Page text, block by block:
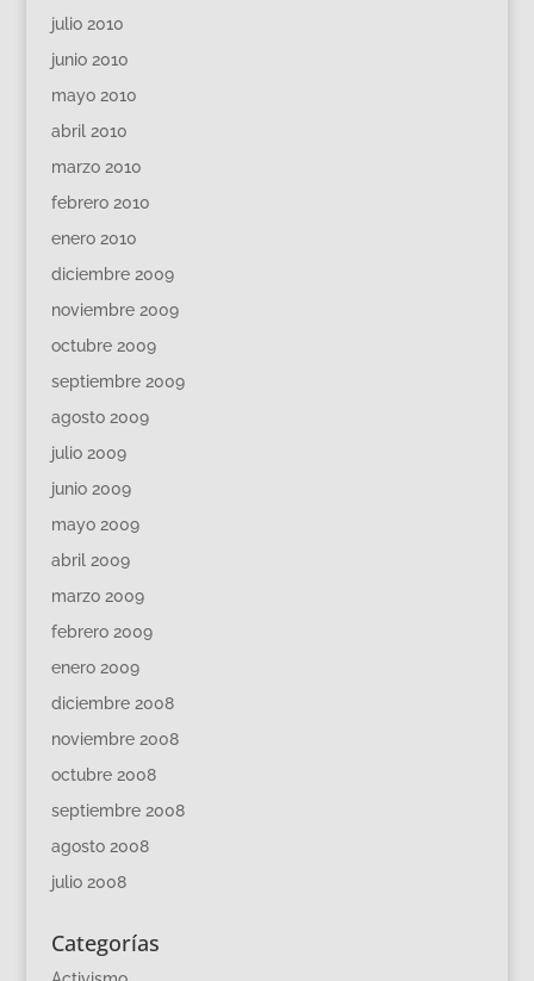
julio 2010
junio 2010
mayo 2010
abril 2010
marzo 2010
febrero 2010
enero 2010
diciembre 2009
noviembre 2009
octubre 2009
septiembre 2009
agosto 2009
julio 2009
junio 2009
mayo 2009
abril 2009
marzo 2009
febrero 2009
enero 2009
diciembre 2008
noviembre 2008
octubre 2008
septiembre 2008
agosto 2008
julio 2008
Categorías